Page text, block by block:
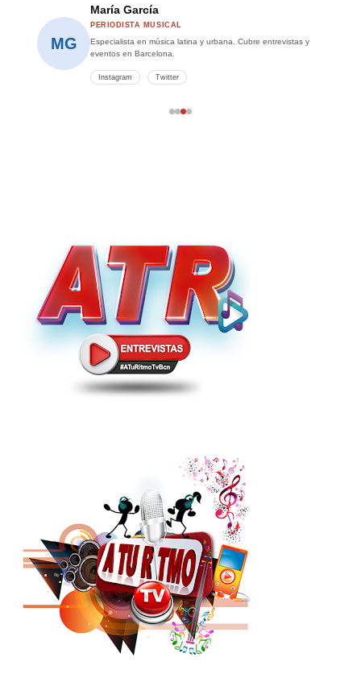
MG
María García
PERIODISTA MUSICAL
Especialista en música latina y urbana. Cubre entrevistas y
eventos en Barcelona.
Instagram Twitter